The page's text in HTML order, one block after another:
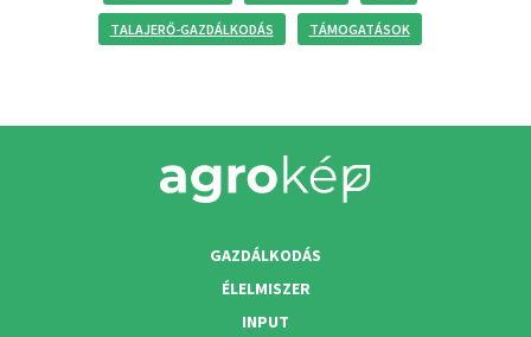
TALAJERŐ-GAZDÁLKODÁS TÁMOGATÁSOK
GAZDÁLKODÁS
ÉLELMISZER
INPUT